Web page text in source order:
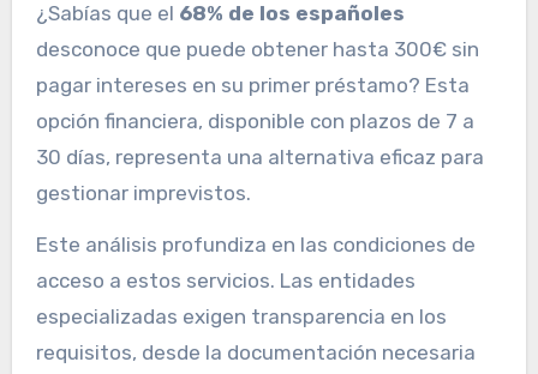
¿Sabías que el 68% de los españoles
desconoce que puede obtener hasta 300€ sin
pagar intereses en su primer préstamo? Esta
opción financiera, disponible con plazos de 7 a
30 días, representa una alternativa eficaz para
gestionar imprevistos.
Este análisis profundiza en las condiciones de
acceso a estos servicios. Las entidades
especializadas exigen transparencia en los
requisitos, desde la documentación necesaria